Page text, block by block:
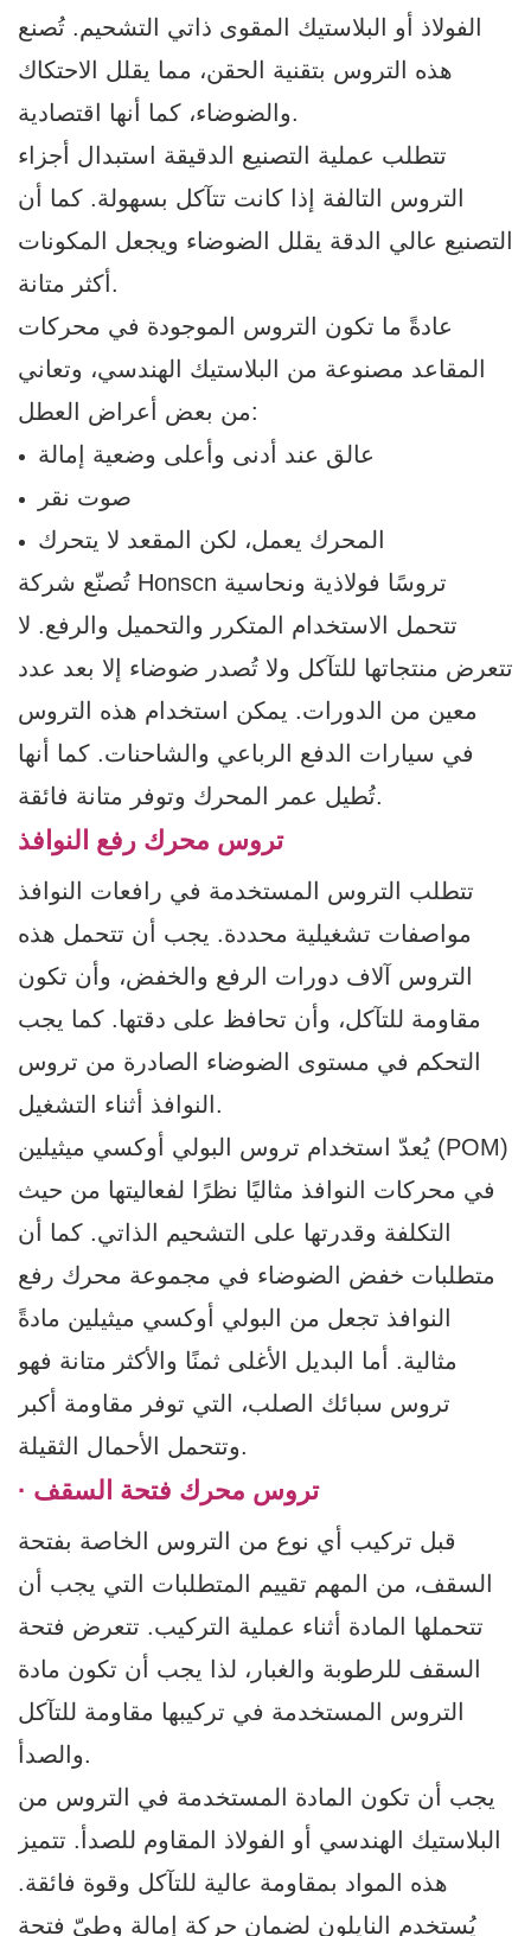
الفولاذ أو البلاستيك المقوى ذاتي التشحيم. تُصنع
هذه التروس بتقنية الحقن، مما يقلل الاحتكاك
والضوضاء، كما أنها اقتصادية.
تتطلب عملية التصنيع الدقيقة استبدال أجزاء
التروس التالفة إذا كانت تتآكل بسهولة. كما أن
التصنيع عالي الدقة يقلل الضوضاء ويجعل المكونات
أكثر متانة.
عادةً ما تكون التروس الموجودة في محركات
المقاعد مصنوعة من البلاستيك الهندسي، وتعاني
من بعض أعراض العطل:
عالق عند أدنى وأعلى وضعية إمالة
صوت نقر
المحرك يعمل، لكن المقعد لا يتحرك
تُصنّع شركة Honscn تروسًا فولاذية ونحاسية
تتحمل الاستخدام المتكرر والتحميل والرفع. لا
تتعرض منتجاتها للتآكل ولا تُصدر ضوضاء إلا بعد عدد
معين من الدورات. يمكن استخدام هذه التروس
في سيارات الدفع الرباعي والشاحنات. كما أنها
تُطيل عمر المحرك وتوفر متانة فائقة.
تروس محرك رفع النوافذ
تتطلب التروس المستخدمة في رافعات النوافذ
مواصفات تشغيلية محددة. يجب أن تتحمل هذه
التروس آلاف دورات الرفع والخفض، وأن تكون
مقاومة للتآكل، وأن تحافظ على دقتها. كما يجب
التحكم في مستوى الضوضاء الصادرة من تروس
النوافذ أثناء التشغيل.
يُعدّ استخدام تروس البولي أوكسي ميثيلين (POM)
في محركات النوافذ مثاليًا نظرًا لفعاليتها من حيث
التكلفة وقدرتها على التشحيم الذاتي. كما أن
متطلبات خفض الضوضاء في مجموعة محرك رفع
النوافذ تجعل من البولي أوكسي ميثيلين مادةً
مثالية. أما البديل الأغلى ثمنًا والأكثر متانة فهو
تروس سبائك الصلب، التي توفر مقاومة أكبر
وتتحمل الأحمال الثقيلة.
· تروس محرك فتحة السقف
قبل تركيب أي نوع من التروس الخاصة بفتحة
السقف، من المهم تقييم المتطلبات التي يجب أن
تتحملها المادة أثناء عملية التركيب. تتعرض فتحة
السقف للرطوبة والغبار، لذا يجب أن تكون مادة
التروس المستخدمة في تركيبها مقاومة للتآكل
والصدأ.
يجب أن تكون المادة المستخدمة في التروس من
البلاستيك الهندسي أو الفولاذ المقاوم للصدأ. تتميز
هذه المواد بمقاومة عالية للتآكل وقوة فائقة.
يُستخدم النايلون لضمان حركة إمالة وطيّ فتحة